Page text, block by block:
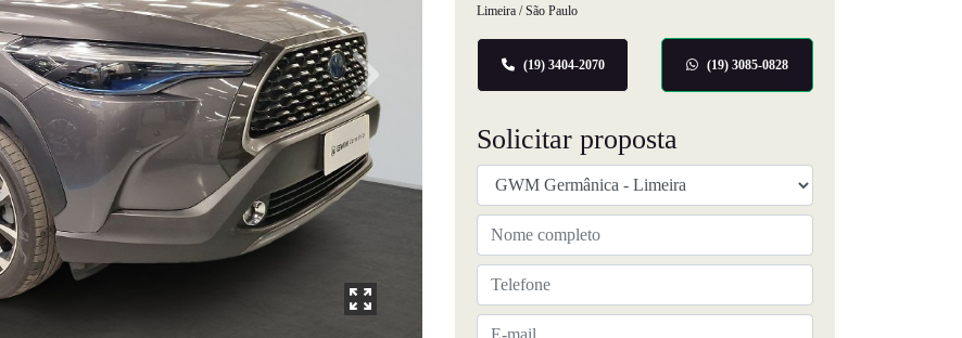
Limeira / São Paulo
(19) 3404-2070 (19) 3085-0828
Solicitar proposta
Next